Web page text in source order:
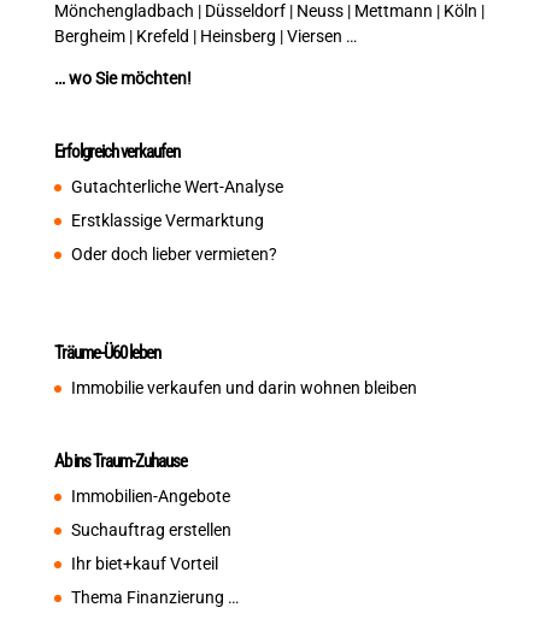
Mönchengladbach | Düsseldorf | Neuss | Mettmann | Köln |
Bergheim | Krefeld | Heinsberg | Viersen …
… wo Sie möchten!
Erfolgreich verkaufen
Gutachterliche Wert-Analyse
Erstklassige Vermarktung
Oder doch lieber vermieten?
Träume-Ü60 leben
Immobilie verkaufen und darin wohnen bleiben
Ab ins Traum-Zuhause
Immobilien-Angebote
Suchauftrag erstellen
Ihr biet+kauf Vorteil
Thema Finanzierung …